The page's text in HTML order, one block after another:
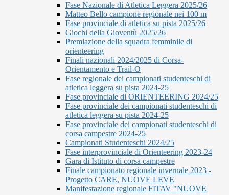
Fase Nazionale di Atletica Leggera 2025/26
Matteo Bello campione regionale nei 100 m
Fase provinciale di atletica su pista 2025/26
Giochi della Gioventù 2025/26
Premiazione della squadra femminile di
orienteering
Finali nazionali 2024/2025 di Corsa-
Orientamento e Trail-O
Fase regionale dei campionati studenteschi di
atletica leggera su pista 2024-25
Fase provinciale di ORIENTEERING 2024/25
Fase provinciale dei campionati studenteschi di
atletica leggera su pista 2024-25
Fase provinciale dei campionati studenteschi di
corsa campestre 2024-25
Campionati Studenteschi 2024/25
Fase interprovinciale di Orienteering 2023-24
Gara di Istituto di corsa campestre
Finale campionato regionale invernale 2023 -
Progetto CARE, NUOVE LEVE
Manifestazione regionale FITAV "NUOVE